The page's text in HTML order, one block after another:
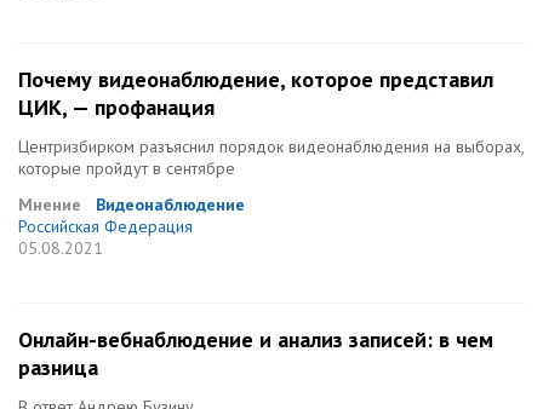
Почему видеонаблюдение, которое представил
ЦИК, — профанация
Центризбирком разъяснил порядок видеонаблюдения на выборах,
которые пройдут в сентябре
Мнение
Видеонаблюдение
Российская Федерация
05.08.2021
Онлайн-вебнаблюдение и анализ записей: в чем
разница